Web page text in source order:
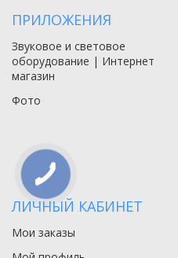
ПРИЛОЖЕНИЯ
Звуковое и световое
оборудование | Интернет
магазин
Фото
ЛИЧНЫЙ КАБИНЕТ
Мои заказы